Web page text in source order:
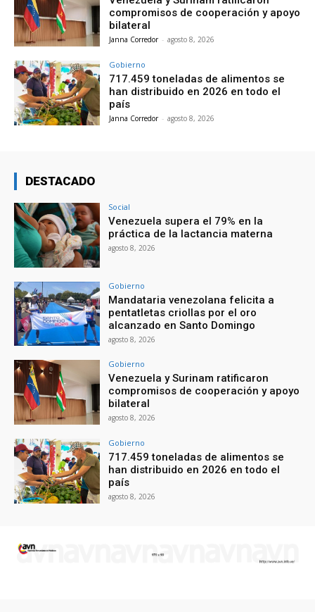
compromisos de cooperación y apoyo
bilateral
Janna Corredor - agosto 8, 2026
Gobierno
717.459 toneladas de alimentos se
han distribuido en 2026 en todo el
país
Janna Corredor - agosto 8, 2026
DESTACADO
Social
Venezuela supera el 79% en la
práctica de la lactancia materna
agosto 8, 2026
Gobierno
Mandataria venezolana felicita a
pentatletas criollas por el oro
alcanzado en Santo Domingo
agosto 8, 2026
Gobierno
Venezuela y Surinam ratificaron
compromisos de cooperación y apoyo
bilateral
agosto 8, 2026
Gobierno
717.459 toneladas de alimentos se
han distribuido en 2026 en todo el
país
agosto 8, 2026